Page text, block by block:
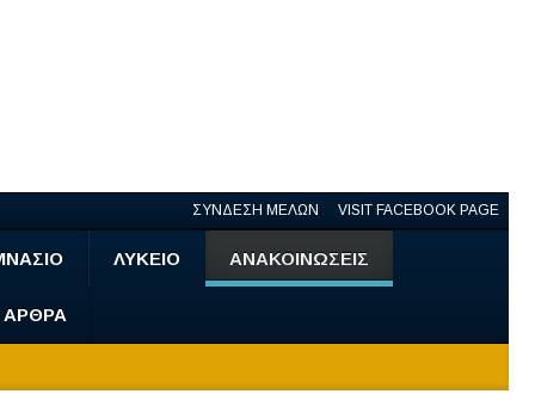
ΣΥΝΔΕΣΗ ΜΕΛΩΝ VISIT FACEBOOK PAGE
ΛΥΚΕΙΟ ΑΝΑΚΟΙΝΩΣΕΙΣ
ΑΡΘΡΑ